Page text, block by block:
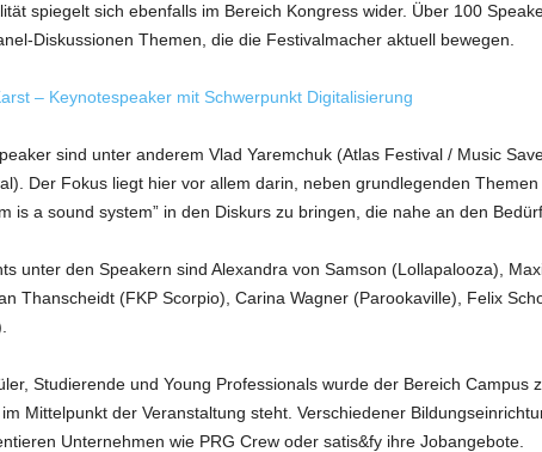
spiegelt sich ebenfalls im Bereich Kongress wider. Über 100
Diskussionen Themen, die die Festivalmacher aktuell bewegen.
– Keynotespeaker mit Schwerpunkt Digitalisierung
sind unter anderem Vlad Yaremchuk (Atlas Festival / Music
Der Fokus liegt hier vor allem darin, neben grundlegenden
is a sound system” in den Diskurs zu bringen, die nahe an den
unter den Speakern sind Alexandra von Samson (Lollapalooza),
Thanscheidt (FKP Scorpio), Carina Wagner (Parookaville), Felix
Studierende und Young Professionals wurde der Bereich
Mittelpunkt der Veranstaltung steht. Verschiedener
Unternehmen wie PRG Crew oder satis&fy ihre Jobangebote.